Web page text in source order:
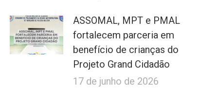
ASSOMAL, MPT e PMAL
fortalecem parceria em
benefício de crianças do
Projeto Grand Cidadão
17 de junho de 2026